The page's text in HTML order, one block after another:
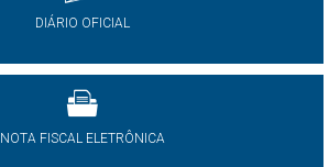
DIÁRIO OFICIAL
NOTA FISCAL ELETRÔNICA